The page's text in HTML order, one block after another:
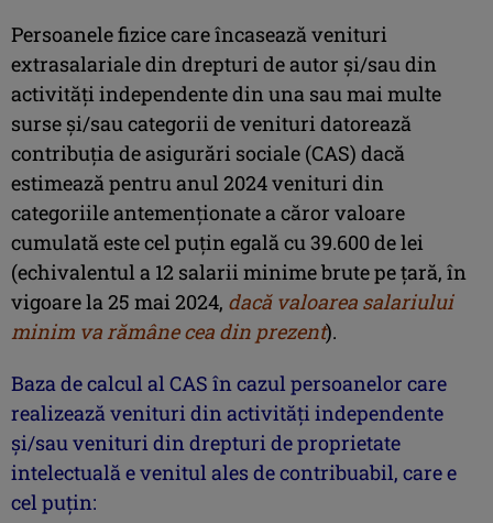
Persoanele fizice care încasează venituri
extrasalariale din drepturi de autor şi/sau din
activităţi independente din una sau mai multe
surse şi/sau categorii de venituri datorează
contribuţia de asigurări sociale (CAS) dacă
estimează pentru anul 2024 venituri din
categoriile antemenţionate a căror valoare
cumulată este cel puţin egală cu 39.600 de lei
(echivalentul a 12 salarii minime brute pe ţară, în
vigoare la 25 mai 2024, dacă valoarea salariului
minim va rămâne cea din prezent).
Baza de calcul al CAS în cazul persoanelor care
realizează venituri din activități independente
şi/sau venituri din drepturi de proprietate
intelectuală e venitul ales de contribuabil, care e
cel puţin: